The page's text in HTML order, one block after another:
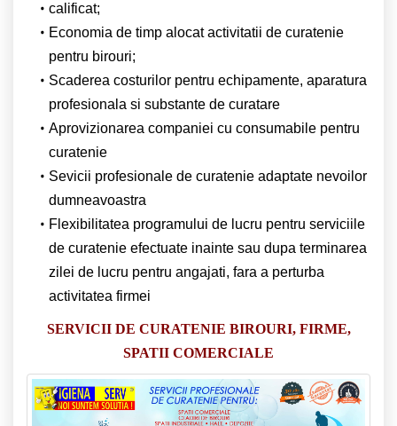
calificat;
Economia de timp alocat activitatii de curatenie
pentru birouri;
Scaderea costurilor pentru echipamente, aparatura
profesionala si substante de curatare
Aprovizionarea companiei cu consumabile pentru
curatenie
Sevicii profesionale de curatenie adaptate nevoilor
dumneavoastra
Flexibilitatea programului de lucru pentru serviciile
de curatenie efectuate inainte sau dupa terminarea
zilei de lucru pentru angajati, fara a perturba
activitatea firmei
SERVICII DE CURATENIE BIROURI, FIRME,
SPATII COMERCIALE